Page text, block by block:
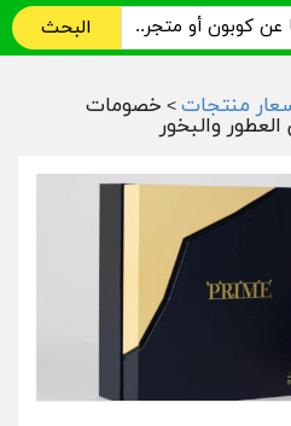
البحث
منتجات > خصومات
والبخور